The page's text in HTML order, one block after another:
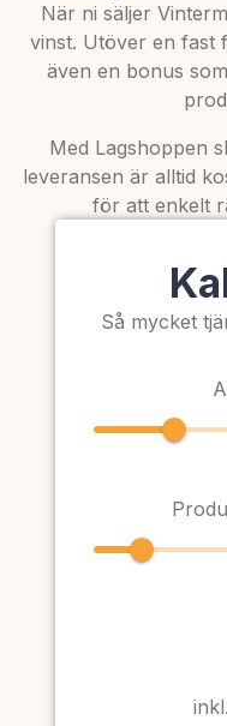
Så mycket
När ni säljer
vinst. Utöver en fast
även en bonus
Med Lagshoppen
leveransen är alltid
för att enkelt